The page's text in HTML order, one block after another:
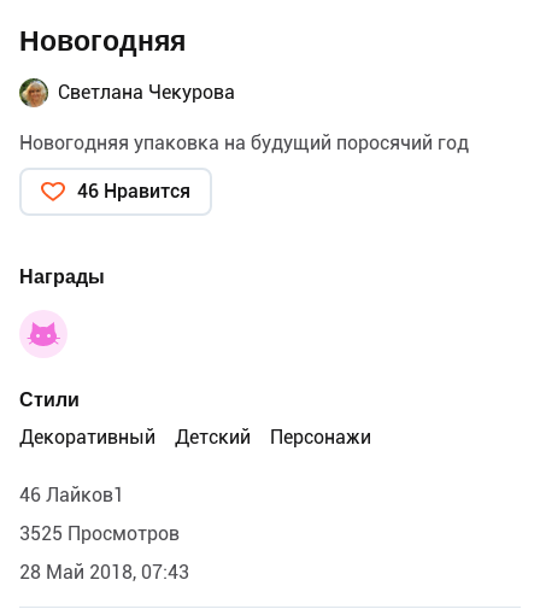
Новогодняя
Светлана Чекурова
Новогодняя упаковка на будущий поросячий год
46 Нравится
Награды
Стили
Декоративный
Детский Персонажи
46 Лайков1
3525 Просмотров
28 Май 2018, 07:43